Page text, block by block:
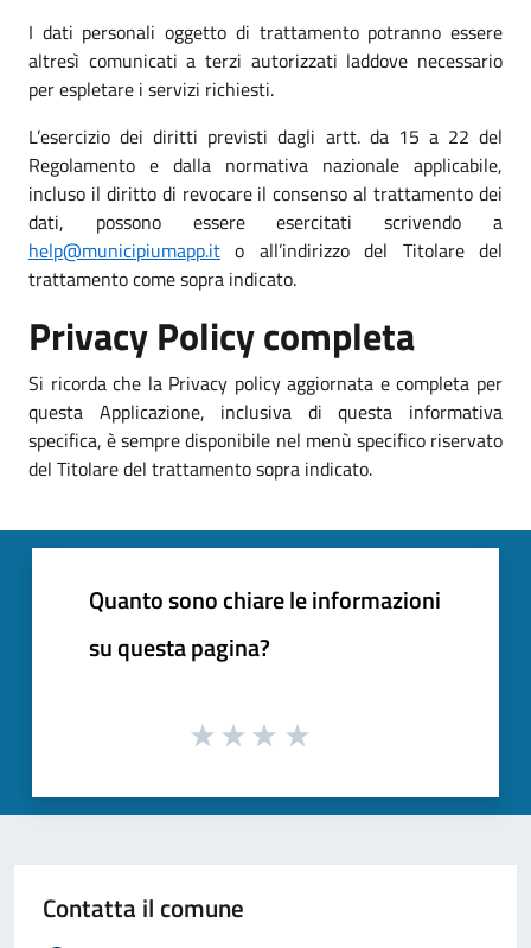
I dati personali oggetto di trattamento potranno essere
altresì comunicati a terzi autorizzati laddove necessario
per espletare i servizi richiesti.
L’esercizio dei diritti previsti dagli artt. da 15 a 22 del
Regolamento e dalla normativa nazionale applicabile,
incluso il diritto di revocare il consenso al trattamento dei
dati, possono essere esercitati scrivendo a
help@municipiumapp.it o all’indirizzo del Titolare del
trattamento come sopra indicato.
Privacy Policy completa
Si ricorda che la Privacy policy aggiornata e completa per
questa Applicazione, inclusiva di questa informativa
specifica, è sempre disponibile nel menù specifico riservato
del Titolare del trattamento sopra indicato.
Quanto sono chiare le informazioni
su questa pagina?
Contatta il comune